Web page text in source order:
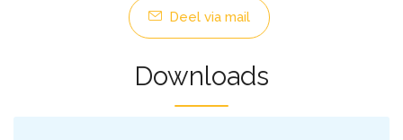
Deel via mail
Downloads